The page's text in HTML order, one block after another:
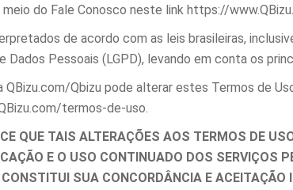
do Fale Conosco neste link https://
de acordo com as leis brasileiras,
Pessoais (LGPD), levando em conta os
QBizu.com/Qbizu pode alterar estes Termos de
termos-de-uso.
QUE TAIS ALTERAÇÕES AOS TERMOS DE
E O USO CONTINUADO DOS SERVIÇOS
SUA CONCORDÂNCIA E